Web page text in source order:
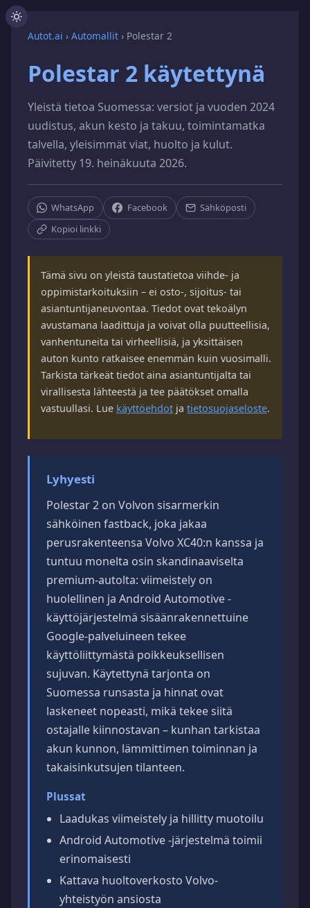
Autot.ai › Automallit › Polestar 2
Polestar 2 käytettynä
Yleistä tietoa Suomessa: versiot ja vuoden 2024
uudistus, akun kesto ja takuu, toimintamatka
talvella, yleisimmät viat, huolto ja kulut.
Päivitetty 19. heinäkuuta 2026.
WhatsApp Facebook
Sähköposti
Kopioi linkki
Tämä sivu on yleistä taustatietoa viihde- ja
oppimistarkoituksiin – ei osto-, sijoitus- tai
asiantuntijaneuvontaa. Tiedot ovat tekoälyn
avustamana laadittuja ja voivat olla puutteellisia,
vanhentuneita tai virheellisiä, ja yksittäisen
auton kunto ratkaisee enemmän kuin vuosimalli.
Tarkista tärkeät tiedot aina asiantuntijalta tai
virallisesta lähteestä ja tee päätökset omalla
vastuullasi. Lue käyttöehdot ja tietosuojaseloste.
Lyhyesti
Polestar 2 on Volvon sisarmerkin
sähköinen fastback, joka jakaa
perusrakenteensa Volvo XC40:n kanssa ja
tuntuu monelta osin skandinaaviselta
premium-autolta: viimeistely on
huolellinen ja Android Automotive -
käyttöjärjestelmä sisäänrakennettuine
Google-palveluineen tekee
käyttöliittymästä poikkeuksellisen
sujuvan. Käytettynä tarjonta on
Suomessa runsasta ja hinnat ovat
laskeneet nopeasti, mikä tekee siitä
ostajalle kiinnostavan – kunhan tarkistaa
akun kunnon, lämmittimen toiminnan ja
takaisinkutsujen tilanteen.
Plussat
Laadukas viimeistely ja hillitty muotoilu
Android Automotive -järjestelmä toimii
erinomaisesti
Kattava huoltoverkosto Volvo-
yhteistyön ansiosta